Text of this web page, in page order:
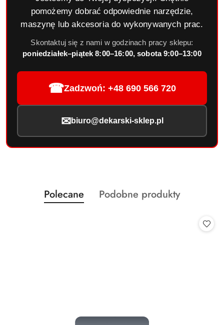
pomożemy dobrać odpowiednie narzędzie,
maszynę lub akcesoria do wykonywanych prac.
Skontaktuj się z nami w godzinach pracy sklepu:
poniedziałek–piątek 8:00–16:00, sobota 9:00–13:00
☎Zadzwoń: +48 690 566 720
✉ biuro@dekarski-sklep.pl
Pomiń karuzelę produktów
Produkty
o
Polecane
Produkty
Podobne produkty